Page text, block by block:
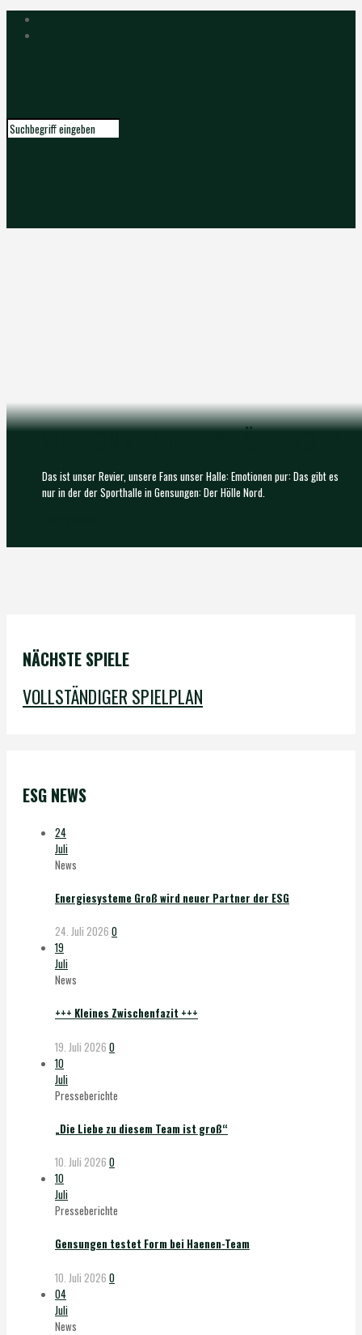
WILLKOMMEN IN DER HÖLLE-NORD
Das ist unser Revier, unsere Fans unser Halle: Emotionen pur: Das gibt es
nur in der der Sporthalle in Gensungen: Der Hölle Nord.
NÄCHSTE SPIELE
VOLLSTÄNDIGER SPIELPLAN
ESG NEWS
24
Juli
News
Energiesysteme Groß wird neuer Partner der ESG
24. Juli 2026 0
19
Juli
News
+++ Kleines Zwischenfazit +++
19. Juli 2026 0
10
Juli
Presseberichte
„Die Liebe zu diesem Team ist groß“
10. Juli 2026 0
10
Juli
Presseberichte
Gensungen testet Form bei Haenen-Team
10. Juli 2026 0
04
Juli
News